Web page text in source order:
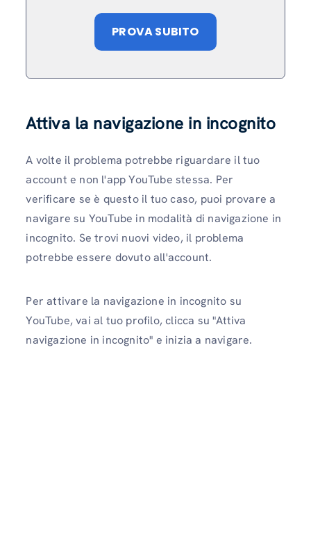
PROVA SUBITO
Attiva la navigazione in incognito
A volte il problema potrebbe riguardare il tuo
account e non l'app YouTube stessa. Per
verificare se è questo il tuo caso, puoi provare a
navigare su YouTube in modalità di navigazione in
incognito. Se trovi nuovi video, il problema
potrebbe essere dovuto all'account.
Per attivare la navigazione in incognito su
YouTube, vai al tuo profilo, clicca su "Attiva
navigazione in incognito" e inizia a navigare.